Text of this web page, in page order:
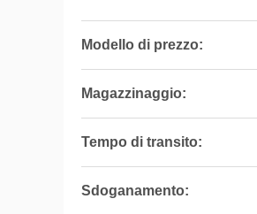
Modello di prezzo:
Magazzinaggio:
Tempo di transito:
Sdoganamento: